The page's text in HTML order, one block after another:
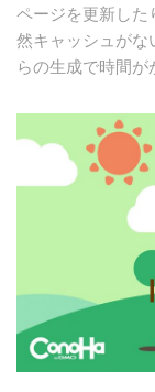
ページを更新した
然キャッシュがな
らの生成で時間が